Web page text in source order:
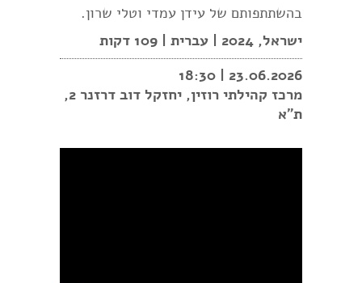
בהשתתפותם של עידן עמדי וטלי שרון.
ישראל, 2024 | עברית | 109 דקות
23.06.2026 | 18:30
מרכז קהילתי רוזין, יחזקל דוב דרזנר 2,
ת"א